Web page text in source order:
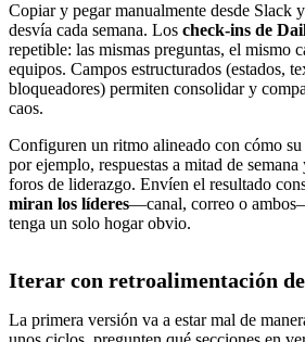
Copiar y pegar manualmente desde Slack
desvía cada semana. Los check-ins de
repetible: las mismas preguntas, el mismo
equipos. Campos estructurados (estados,
bloqueadores) permiten consolidar y
caos.
Configuren un ritmo alineado con cómo
por ejemplo, respuestas a mitad de
foros de liderazgo. Envíen el resultado
miran los líderes—canal, correo o
tenga un solo hogar obvio.
Iterar con retroalimentación
La primera versión va a estar mal de